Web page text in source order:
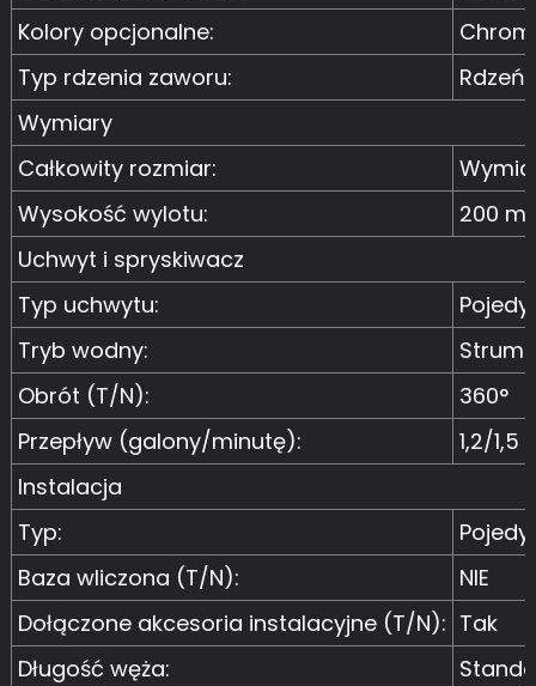
Kolory opcjonalne:
Typ rdzenia zaworu:
Wymiary
Całkowity rozmiar:
Wysokość wylotu:
200
Uchwyt i spryskiwacz
Typ uchwytu:
Tryb wodny:
Obrót (T/N):
360°
Przepływ (galony/minutę):
1,2/1,5
Instalacja
Typ:
Baza wliczona (T/N):
NIE
Dołączone akcesoria instalacyjne (T/N): Tak
Długość węża: